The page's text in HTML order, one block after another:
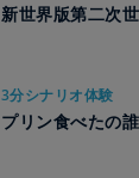
新世界版第二次
3分シナリオ体験
プリン食べたの